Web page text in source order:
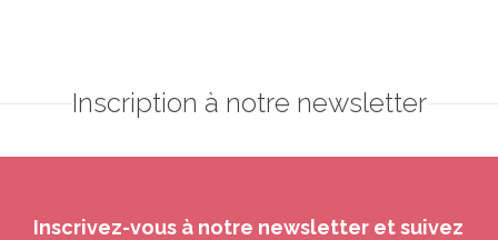
Inscription à notre newsletter
Inscrivez-vous à notre newsletter et suivez